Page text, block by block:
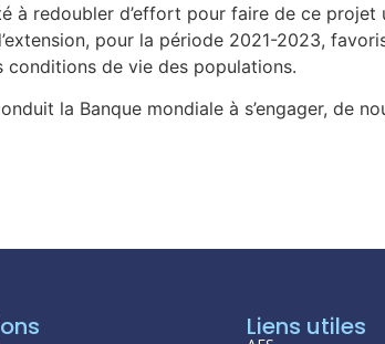
à redoubler d’effort pour faire de ce
pour la période 2021-2023,
de vie des populations.
la Banque mondiale à s’engager, de
Liens utiles